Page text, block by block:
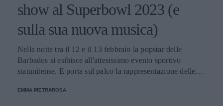
show al Superbowl 2023 (e
sulla sua nuova musica)
Nella notte tra il 12 e il 13 febbraio la popstar delle
Barbados si esibisce all'attesissimo evento sportivo
statunitense. E porta sul palco la rappresentazione delle
EMMA PIETRAROSA